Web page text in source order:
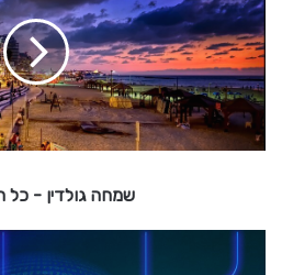
ח
ה
ג
ו
ל
ד
י
שמחה גולדין - כל